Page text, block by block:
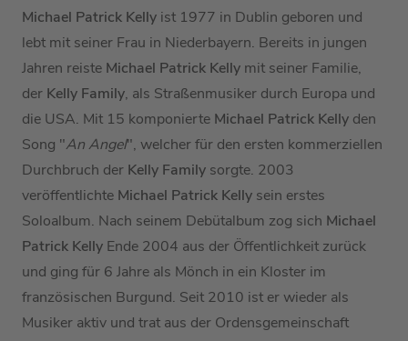
Michael Patrick Kelly ist 1977 in Dublin geboren und
lebt mit seiner Frau in Niederbayern. Bereits in jungen
Jahren reiste Michael Patrick Kelly mit seiner Familie,
der Kelly Family, als Straßenmusiker durch Europa und
die USA. Mit 15 komponierte Michael Patrick Kelly den
Song "An Angel", welcher für den ersten kommerziellen
Durchbruch der Kelly Family sorgte. 2003
veröffentlichte Michael Patrick Kelly sein erstes
Soloalbum. Nach seinem Debütalbum zog sich Michael
Patrick Kelly Ende 2004 aus der Öffentlichkeit zurück
und ging für 6 Jahre als Mönch in ein Kloster im
französischen Burgund. Seit 2010 ist er wieder als
Musiker aktiv und trat aus der Ordensgemeinschaft